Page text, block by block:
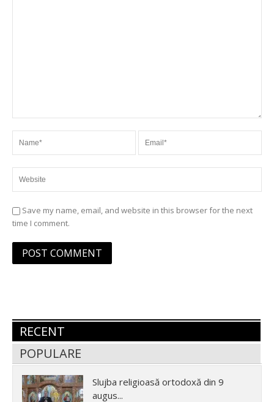
Save my name, email, and website in this browser for the next
time I comment.
RECENT
POPULARE
Slujba religioasă ortodoxă din 9
augus...